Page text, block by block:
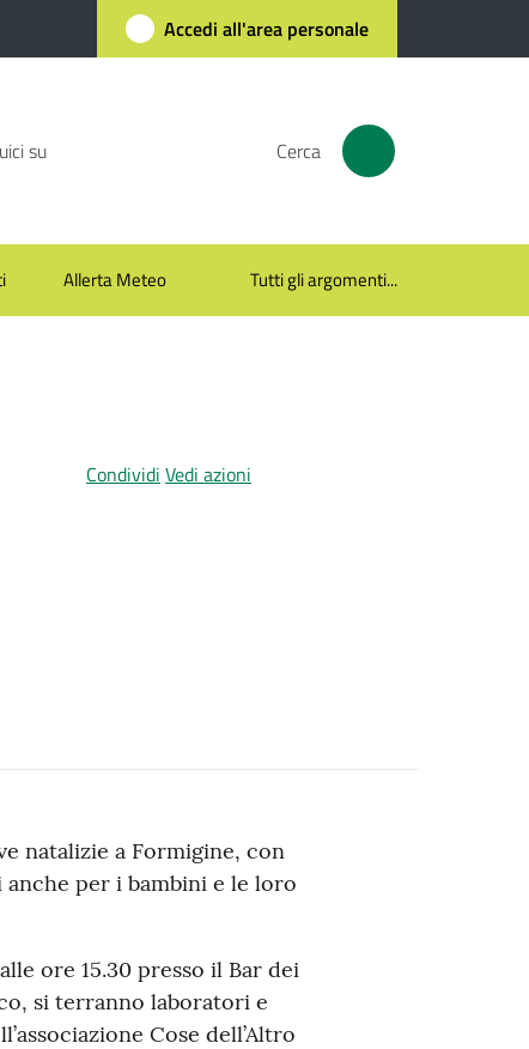
Accedi all'area personale
su Cerca
Allerta Meteo Tutti gli argomenti...
Condividi Vedi azioni
natalizie a Formigine, con
per i bambini e le loro
ore 15.30 presso il Bar dei
si terranno laboratori e
Cose dell’Altro